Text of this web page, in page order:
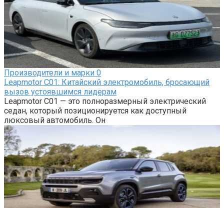
Производители и марки 0
Leapmotor C01: Китайский электромобиль, бросающий
вызов устоявшимся лидерам
Leapmotor C01 — это полноразмерный электрический
седан, который позиционируется как доступный
люксовый автомобиль. Он